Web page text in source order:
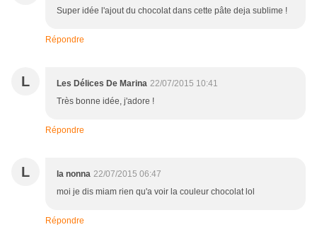
Super idée l'ajout du chocolat dans cette pâte deja sublime !
Répondre
L Les Délices De Marina 22/07/2015 10:41
Très bonne idée, j'adore !
Répondre
L la nonna 22/07/2015 06:47
moi je dis miam rien qu'a voir la couleur chocolat lol
Répondre